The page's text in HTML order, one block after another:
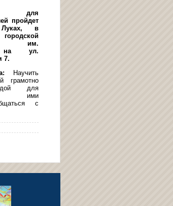
для
пройдет
в
городской
им.
на ул.
7.
Научить
грамотно
для
ими
с